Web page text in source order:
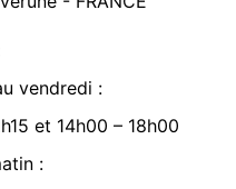
vendredi :
et 14h00 – 18h00
: